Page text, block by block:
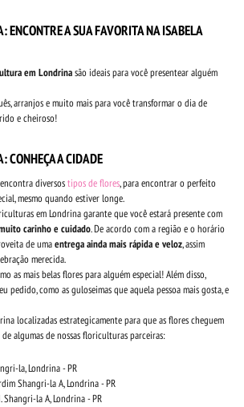
ENCONTRE A SUA FAVORITA NA ISABELA
em Londrinasão ideais para você presentear alguém
arranjos e muito mais para você transformar o dia de
e cheiroso!
CONHEÇA A CIDADE
diversostipos de flores, para encontrar o perfeito
mesmo quando estiver longe.
em Londrina garante que você estará presente com
carinho e cuidado. De acordo com a região e o horário
de umaentrega ainda mais rápida e veloz, assim
merecida.
as mais belas flores para alguém especial! Além disso,
pedido, como as guloseimas que aquela pessoa mais gosta, e
localizadas estrategicamente para que as flores cheguem
algumas de nossas floriculturas parceiras:
la, Londrina - PR
Shangri-la A, Londrina - PR
Shangri-la A, Londrina - PR